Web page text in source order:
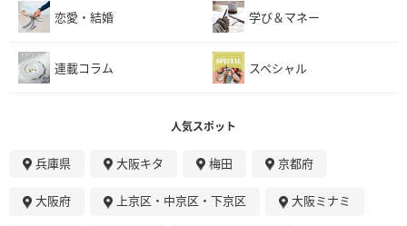
恋愛・結婚 学び＆マネー
連載コラム スペシャル
人気スポット
兵庫県 大阪キタ 梅田 京都府
大阪府 上京区・中京区・下京区 大阪ミナミ